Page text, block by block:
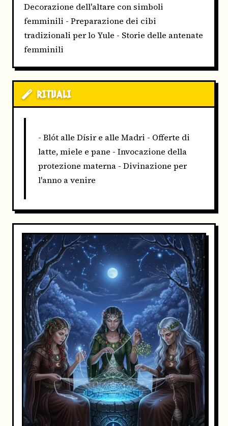
Decorazione dell'altare con simboli
femminili - Preparazione dei cibi
tradizionali per lo Yule - Storie delle antenate
femminili
RITUALI
- Blót alle Dísir e alle Madri - Offerte di
latte, miele e pane - Invocazione della
protezione materna - Divinazione per
l'anno a venire